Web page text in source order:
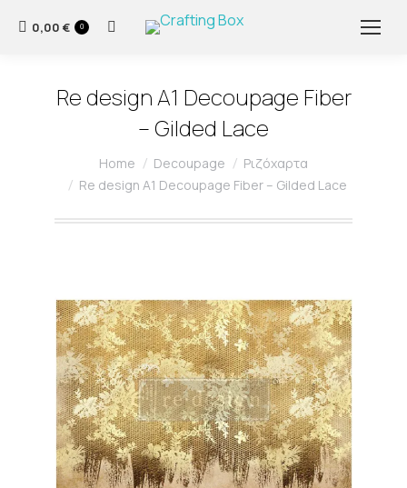
0,00 € 0 Search:
Re design A1 Decoupage Fiber
– Gilded Lace
You are here:
Home Decoupage
Ριζόχαρτα
Re design A1 Decoupage Fiber – Gilded Lace